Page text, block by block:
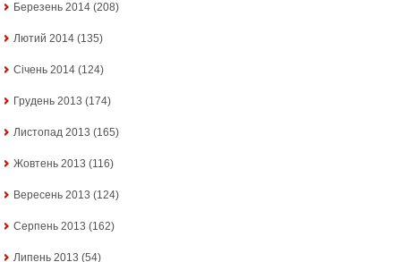
Березень 2014 (208)
Лютий 2014 (135)
Січень 2014 (124)
Грудень 2013 (174)
Листопад 2013 (165)
Жовтень 2013 (116)
Вересень 2013 (124)
Серпень 2013 (162)
Липень 2013 (54)